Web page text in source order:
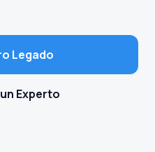
Legado
Experto